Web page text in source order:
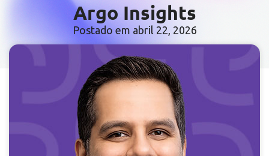
Argo Insights
Postado em abril 22, 2026